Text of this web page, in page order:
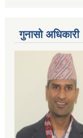
गुनासो अधिकारी